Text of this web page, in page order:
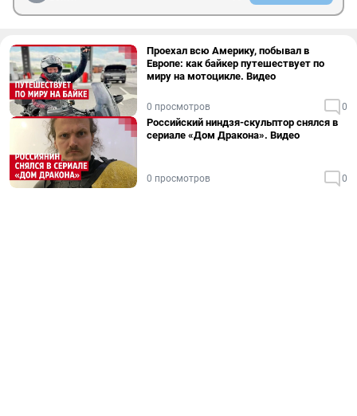
Проехал всю Америку, побывал в
Европе: как байкер путешествует по
миру на мотоцикле. Видео
0 просмотров 0
Российский ниндзя-скульптор снялся в
сериале «Дом Дракона». Видео
0 просмотров 0